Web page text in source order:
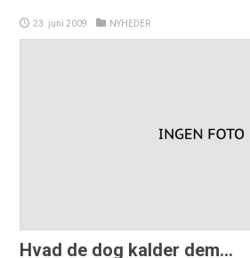
23. juni 2009 NYHEDER
Hvad de dog kalder dem…